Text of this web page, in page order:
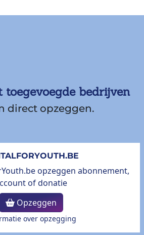
toegevoegde bedrijven
direct opzeggen.
Opzeggen
over opzegging